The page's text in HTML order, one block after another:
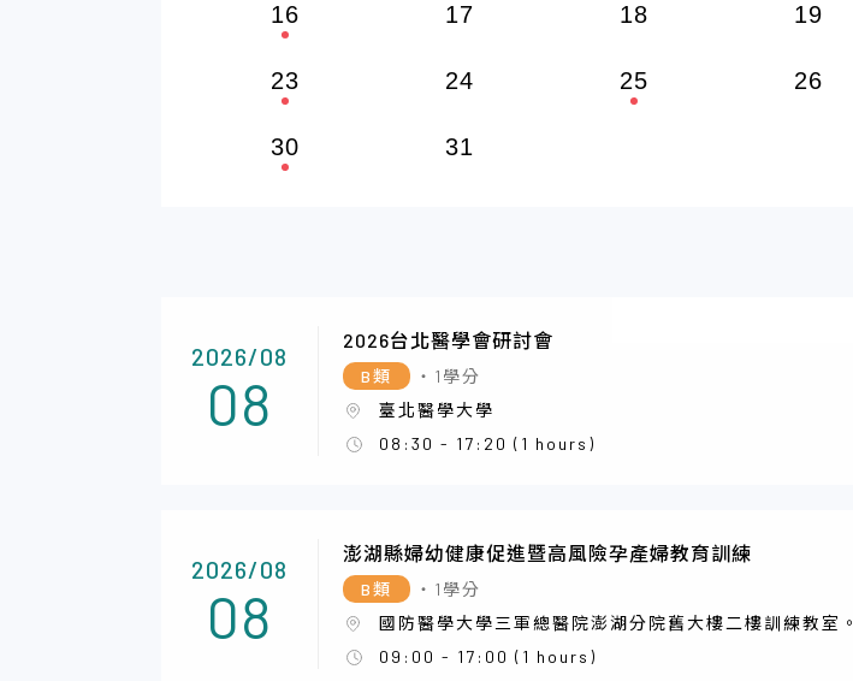
2026/08
08
2026台北醫學會研討會
B類
・1學分
臺北醫學大學
08:30 - 17:20 (1 hours)
2026/08
08
澎湖縣婦幼健康促進暨高風險孕產婦教育訓練
B類
・1學分
國防醫學大學三軍總醫院澎湖分院舊大樓二樓訓練教室。
09:00 - 17:00 (1 hours)
16 17 18 19
23 24 25 26
30 31